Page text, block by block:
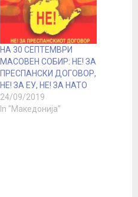
НА 30 СЕПТЕМВРИ
МАСОВЕН СОБИР: НЕ! ЗА
ПРЕСПАНСКИ ДОГОВОР,
НЕ! ЗА ЕУ, НЕ! ЗА НАТО
24/09/2019
In "Македонија"